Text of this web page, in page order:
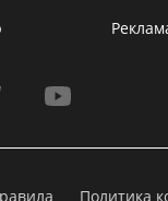
Политика